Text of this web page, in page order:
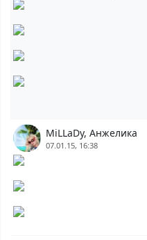
MiLLaDy, Анжелика
07.01.15, 16:38